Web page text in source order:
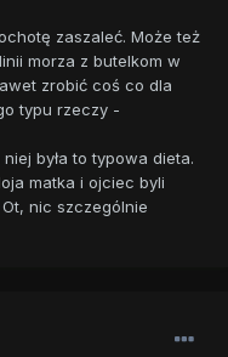
zaszaleć. Może też
morza z butelkom w
zrobić coś co dla
typu rzeczy -
była to typowa dieta.
matka i ojciec byli
nic szczególnie